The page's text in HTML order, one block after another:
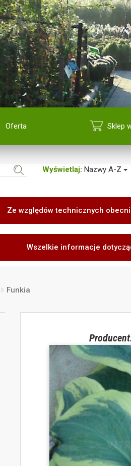
Oferta Sklep
Wyświetlaj: Nazwy A-Z
Ze względów technicznych
Wszelkie informacje
Funkia